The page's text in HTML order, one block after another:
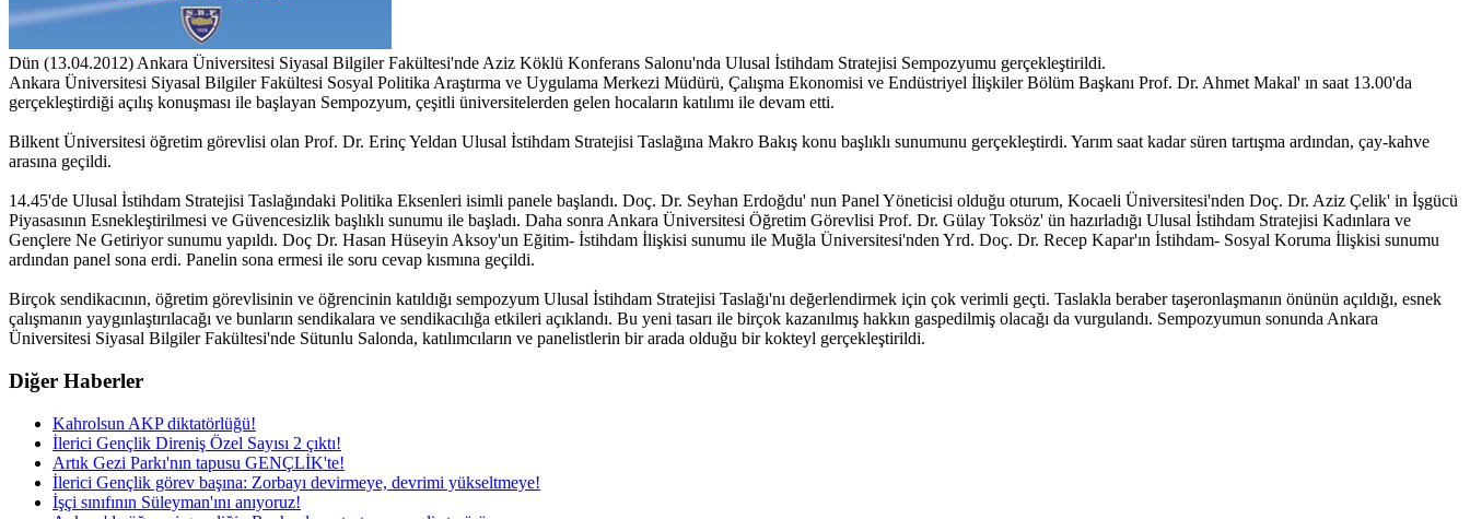
Dün (13.04.2012) Ankara Üniversitesi Siyasal Bilgiler Fakültesi'nde Aziz Köklü Konferans Salonu'nda Ulusal İstihdam Stratejisi Sempozyumu gerçekleştirildi.
Ankara Üniversitesi Siyasal Bilgiler Fakültesi Sosyal Politika Araştırma ve Uygulama Merkezi Müdürü, Çalışma Ekonomisi ve Endüstriyel İlişkiler Bölüm Başkanı Prof. Dr. Ahmet Makal' ın saat 13.00'da
gerçekleştirdiği açılış konuşması ile başlayan Sempozyum, çeşitli üniversitelerden gelen hocaların katılımı ile devam etti.
Bilkent Üniversitesi öğretim görevlisi olan Prof. Dr. Erinç Yeldan Ulusal İstihdam Stratejisi Taslağına Makro Bakış konu başlıklı sunumunu gerçekleştirdi. Yarım saat kadar süren tartışma ardından, çay-kahve
arasına geçildi.
14.45'de Ulusal İstihdam Stratejisi Taslağındaki Politika Eksenleri isimli panele başlandı. Doç. Dr. Seyhan Erdoğdu' nun Panel Yöneticisi olduğu oturum, Kocaeli Üniversitesi'nden Doç. Dr. Aziz Çelik' in İşgücü
Piyasasının Esnekleştirilmesi ve Güvencesizlik başlıklı sunumu ile başladı. Daha sonra Ankara Üniversitesi Öğretim Görevlisi Prof. Dr. Gülay Toksöz' ün hazırladığı Ulusal İstihdam Stratejisi Kadınlara ve
Gençlere Ne Getiriyor sunumu yapıldı. Doç Dr. Hasan Hüseyin Aksoy'un Eğitim- İstihdam İlişkisi sunumu ile Muğla Üniversitesi'nden Yrd. Doç. Dr. Recep Kapar'ın İstihdam- Sosyal Koruma İlişkisi sunumu
ardından panel sona erdi. Panelin sona ermesi ile soru cevap kısmına geçildi.
Birçok sendikacının, öğretim görevlisinin ve öğrencinin katıldığı sempozyum Ulusal İstihdam Stratejisi Taslağı'nı değerlendirmek için çok verimli geçti. Taslakla beraber taşeronlaşmanın önünün açıldığı, esnek
çalışmanın yaygınlaştırılacağı ve bunların sendikalara ve sendikacılığa etkileri açıklandı. Bu yeni tasarı ile birçok kazanılmış hakkın gaspedilmiş olacağı da vurgulandı. Sempozyumun sonunda Ankara
Üniversitesi Siyasal Bilgiler Fakültesi'nde Sütunlu Salonda, katılımcıların ve panelistlerin bir arada olduğu bir kokteyl gerçekleştirildi.
Diğer Haberler
Kahrolsun AKP diktatörlüğü!
İlerici Gençlik Direniş Özel Sayısı 2 çıktı!
Artık Gezi Parkı'nın tapusu GENÇLİK'te!
İlerici Gençlik görev başına: Zorbayı devirmeye, devrimi yükseltmeye!
İşçi sınıfının Süleyman'ını anıyoruz!